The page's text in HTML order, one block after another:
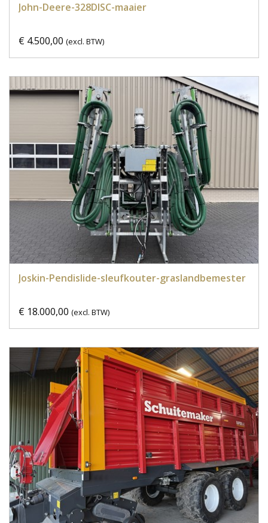
John-Deere-328DISC-maaier
€ 4.500,00 (excl. BTW)
Joskin-Pendislide-sleufkouter-graslandbemester
€ 18.000,00 (excl. BTW)